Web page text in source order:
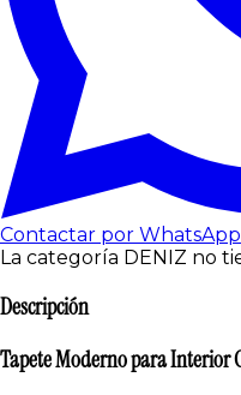
Contactar por WhatsApp
La categoría DENIZ no
Descripción
Tapete Moderno para Interior